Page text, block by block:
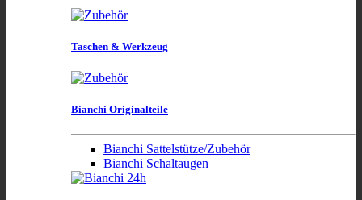
Taschen & Werkzeug
Bianchi Originalteile
Bianchi Sattelstütze/Zubehör
Bianchi Schaltaugen